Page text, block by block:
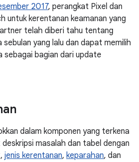
2017, perangkat Pixel dan
untuk kerentanan keamanan yang
telah diberi tahu tentang
yang lalu dan dapat memilih
sebagai bagian dari update
dalam komponen yang terkena
masalah dan tabel dengan
jenis kerentanan, keparahan, dan